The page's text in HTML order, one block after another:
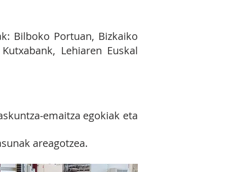
Bilboko Portuan, Bizkaiko
Lehiaren Euskal
egokiak eta
areagotzea.